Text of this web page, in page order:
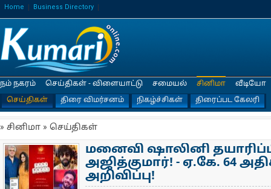
Home Business Directory
நம் நகரம் செய்திகள் - விளையாட்டு சமையல்
சினிமா
செய்திகள்
திரை விமர்சனம் நிகழ்ச்சிகள் திரைப்பட கேலரி
வீடியோ
» சினிமா » செய்திகள்
NewsIcon
மனைவி ஷாலினி
அஜித்குமார்! - ஏ.கே. 64
அறிவிப்பு!